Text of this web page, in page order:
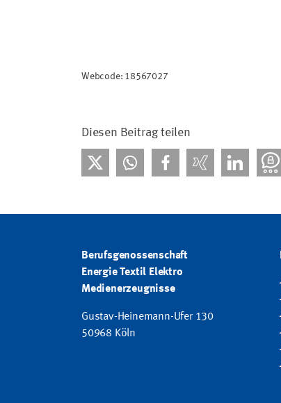
Webcode: 18567027
Diesen Beitrag teilen
Berufsgenossenschaft
Energie Textil Elektro
Medienerzeugnisse
Gustav-Heinemann-Ufer 130
50968 Köln